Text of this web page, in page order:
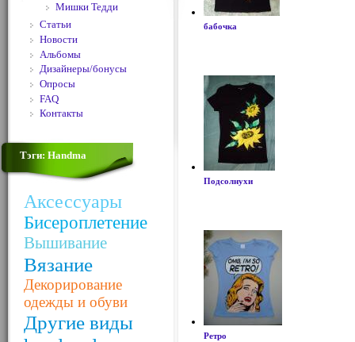
Мишки Тедди
Статьи
Новости
Альбомы
Дизайнеры/бонусы
Опросы
FAQ
Контакты
Тэги: Handma
Аксессуары
Бисероплетение
Вышивание
Вязание
Декорирование
одежды и обуви
Другие виды
бабочка
Подсолнухи
Ретро